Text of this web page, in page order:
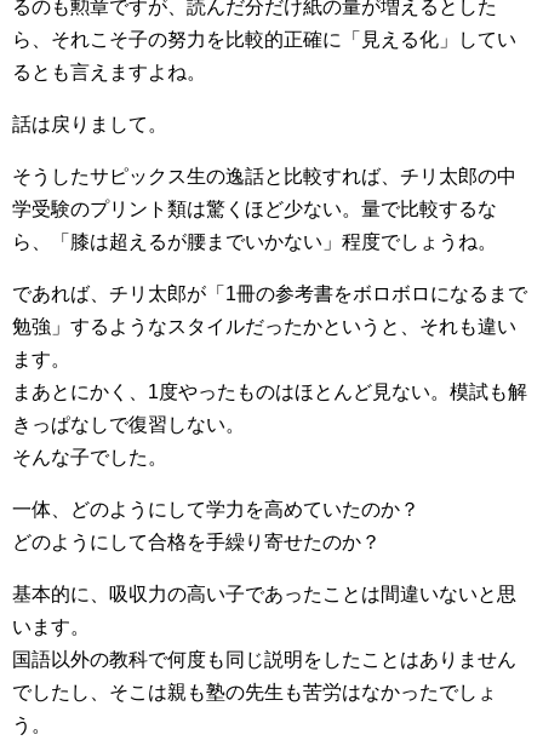
るのも勲章ですが、読んだ分だけ紙の量が増えるとした
ら、それこそ子の努力を比較的正確に「見える化」してい
るとも言えますよね。
話は戻りまして。
そうしたサピックス生の逸話と比較すれば、チリ太郎の中
学受験のプリント類は驚くほど少ない。量で比較するな
ら、「膝は超えるが腰までいかない」程度でしょうね。
であれば、チリ太郎が「1冊の参考書をボロボロになるまで
勉強」するようなスタイルだったかというと、それも違い
ます。
まあとにかく、1度やったものはほとんど見ない。模試も解
きっぱなしで復習しない。
そんな子でした。
一体、どのようにして学力を高めていたのか？
どのようにして合格を手繰り寄せたのか？
基本的に、吸収力の高い子であったことは間違いないと思
います。
国語以外の教科で何度も同じ説明をしたことはありません
でしたし、そこは親も塾の先生も苦労はなかったでしょ
う。